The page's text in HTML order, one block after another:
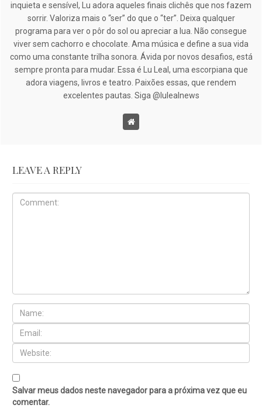
inquieta e sensível, Lu adora aqueles finais clichês que nos fazem
sorrir. Valoriza mais o “ser” do que o “ter”. Deixa qualquer
programa para ver o pôr do sol ou apreciar a lua. Não consegue
viver sem cachorro e chocolate. Ama música e define a sua vida
como uma constante trilha sonora. Ávida por novos desafios, está
sempre pronta para mudar. Essa é Lu Leal, uma escorpiana que
adora viagens, livros e teatro. Paixões essas, que rendem
excelentes pautas. Siga @lulealnews
LEAVE A REPLY
Salvar meus dados neste navegador para a próxima vez que eu
comentar.